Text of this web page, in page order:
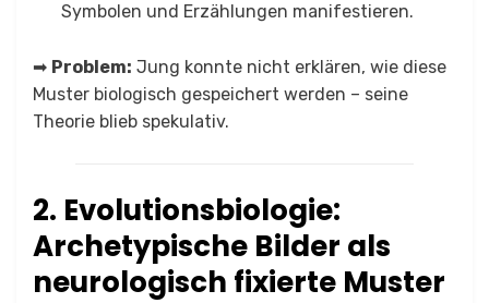
Symbolen und Erzählungen manifestieren.
➡ Problem: Jung konnte nicht erklären, wie diese
Muster biologisch gespeichert werden – seine
Theorie blieb spekulativ.
2. Evolutionsbiologie:
Archetypische Bilder als
neurologisch fixierte Muster